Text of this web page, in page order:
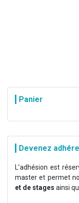
Panier
Devenez
L’adhésion est
master et permet
et de stages ainsi